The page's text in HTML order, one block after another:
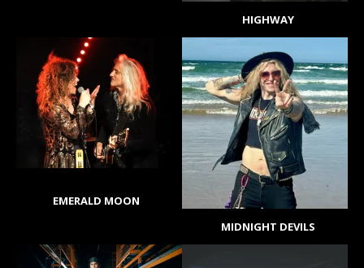
HIGHWAY
EMERALD MOON
MIDNIGHT DEVILS